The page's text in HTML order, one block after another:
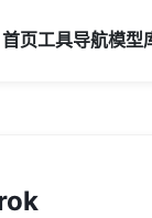
首页工具导航模型